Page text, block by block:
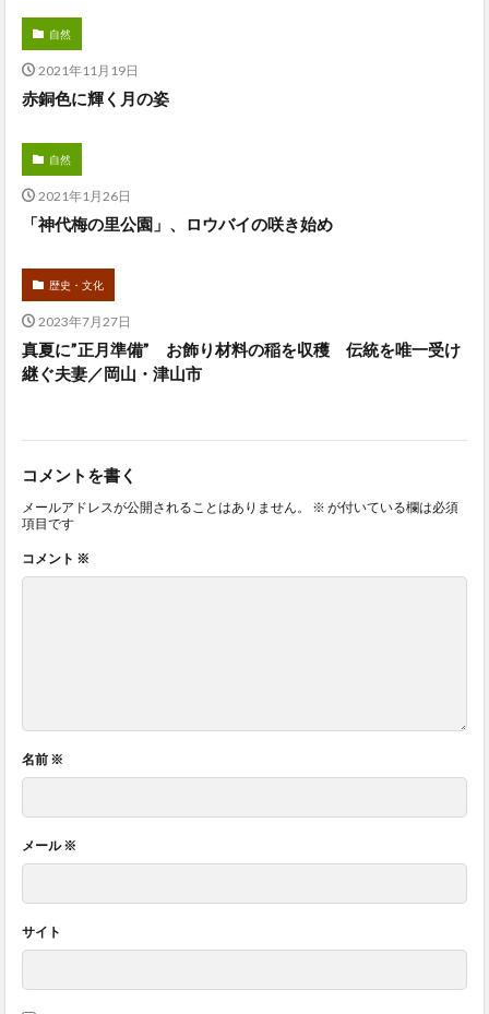
自然
2021年11月19日
赤銅色に輝く月の姿
自然
2021年1月26日
「神代梅の里公園」、ロウバイの咲き始め
歴史・文化
2023年7月27日
真夏に”正月準備” お飾り材料の稲を収穫 伝統を唯一受け
継ぐ夫妻／岡山・津山市
コメントを書く
メールアドレスが公開されることはありません。 ※ が付いている欄は必須
項目です
コメント ※
名前 ※
メール※
サイト